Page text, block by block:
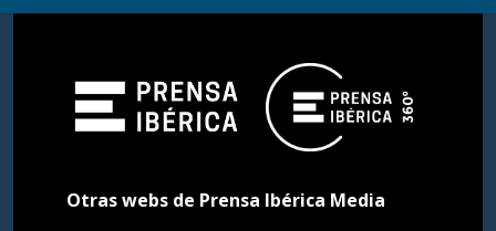
Otras webs de Prensa Ibérica Media